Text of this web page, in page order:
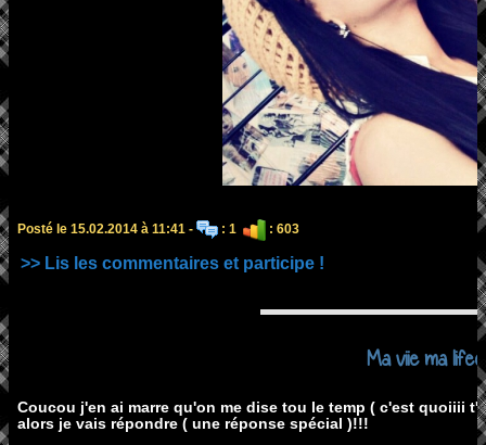
Posté le 15.02.2014 à 11:41 - : 1 : 603
>> Lis les commentaires et participe !
Ma viie ma
Coucou j'en ai marre qu'on me dise tou le temp ( c'est quoiiii
alors je vais répondre ( une réponse spécial )!!!